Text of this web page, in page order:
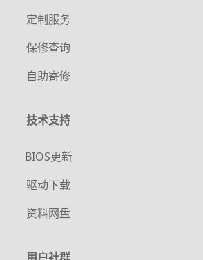
定制服务
保修查询
自助寄修
技术支持
BIOS更新
驱动下载
资料网盘